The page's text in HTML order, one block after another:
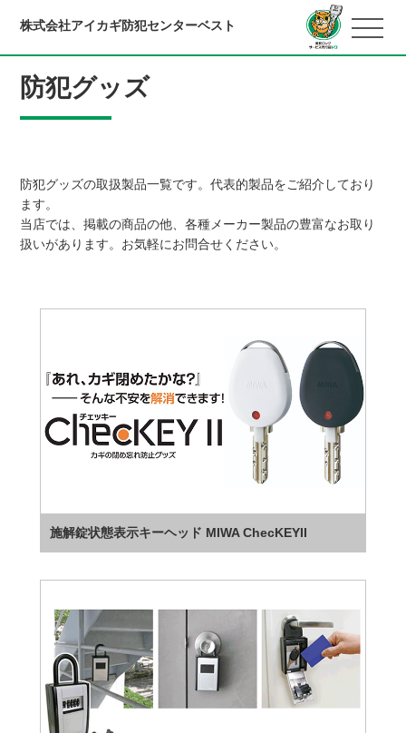
株式会社アイカギ防犯センターベスト
防犯グッズ
防犯グッズの取扱製品一覧です。代表的製品をご紹介しており
ます。
当店では、掲載の商品の他、各種メーカー製品の豊富なお取り
扱いがあります。お気軽にお問合せください。
施解錠状態表示キーヘッド MIWA ChecKEYII